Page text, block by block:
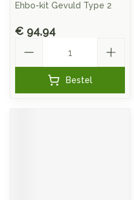
Ehbo-kit Gevuld Type 2
€ 94,94
Bestel